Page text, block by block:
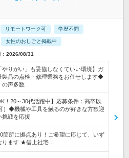
リモートワーク可 学歴不問
女性のおしごと掲載中
2026/08/31
やりがい」も妥協しなくていい環境】ガ
製品の点検・修理業務をお任せします◆
の声多数
！20～30代活躍中】応募条件：高卒以
）◆機械や工具を触るのが好きな方歓迎
戦を応援
所に拠点あり！ご希望に応じて、いず
ります ★借上社宅…